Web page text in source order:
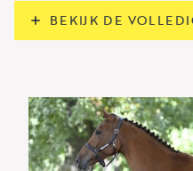
BEKIJK DE